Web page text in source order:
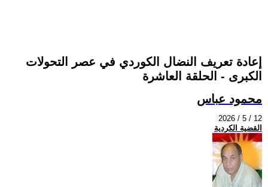
إعادة تعريف النضال الكوردي في عصر التحولات
الكبرى - الحلقة العاشرة
محمود عباس
2026 / 5 / 12
القضية الكردية